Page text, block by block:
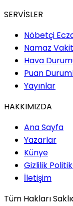
SERVİSLER
Nöbetçi
Namaz
Hava
Puan
Yayınlar
HAKKIMIZDA
Ana Sayfa
Yazarlar
Künye
Gizlilik
İletişim
Tüm Hakları